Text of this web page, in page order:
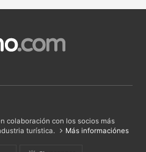
colaboración con los socios más
turística.
Más informaciónes